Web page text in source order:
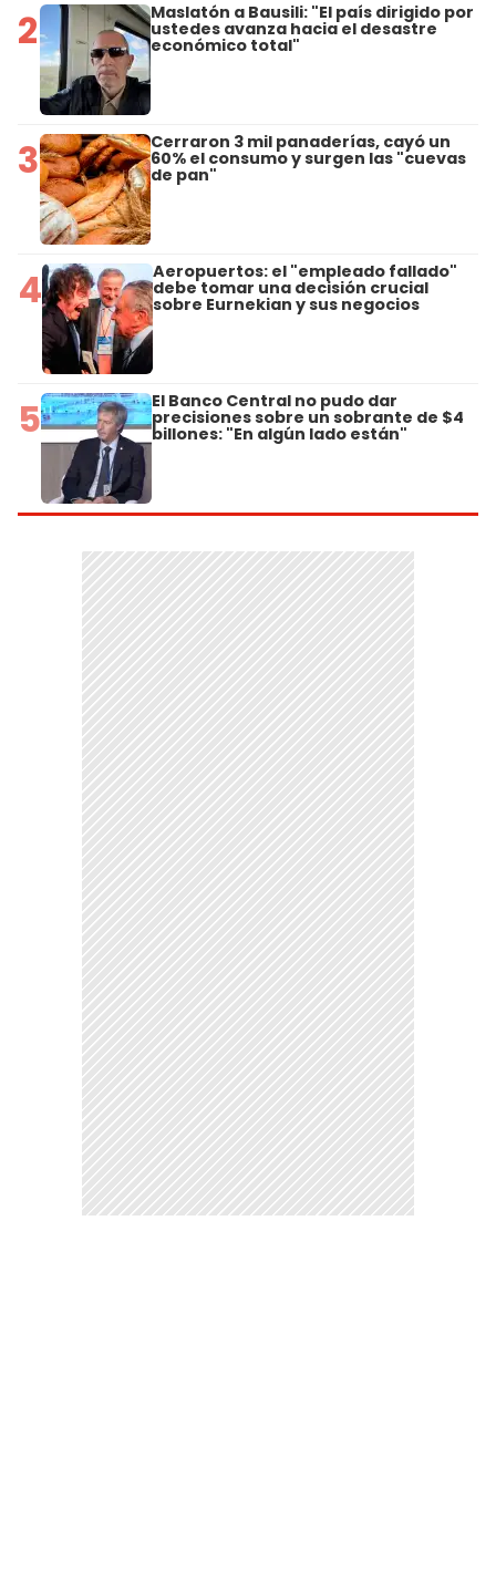
2 Maslatón a Bausili: "El país dirigido por
ustedes avanza hacia el desastre
económico total"
3 Cerraron 3 mil panaderías, cayó un
60% el consumo y surgen las "cuevas
de pan"
4 Aeropuertos: el "empleado fallado"
debe tomar una decisión crucial
sobre Eurnekian y sus negocios
5 El Banco Central no pudo dar
precisiones sobre un sobrante de $4
billones: "En algún lado están"